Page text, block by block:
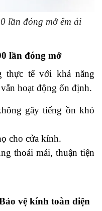
lần đóng mở êm ái
lần đóng mở
thực tế với khả năng
hoạt động ổn định.
gây tiếng ồn khó
cho cửa kính.
thoải mái, thuận tiện
vệ kính toàn diện